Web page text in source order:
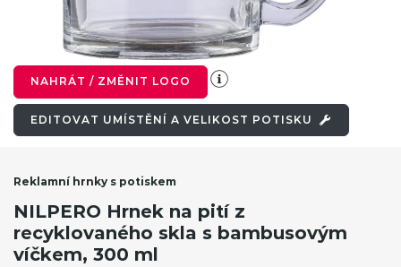
NAHRÁT / ZMĚNIT LOGO
EDITOVAT UMÍSTĚNÍ A VELIKOST POTISKU
Reklamní hrnky s potiskem
NILPERO Hrnek na pití z
recyklovaného skla s bambusovým
víčkem, 300 ml